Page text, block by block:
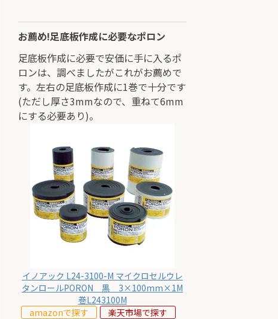
お薦め!足底板作成に必要なポロン
足底板作成に必要で安価に手に入るポ
ロンは、調べましたがこれがお薦めで
す。左右の足底板作成に1巻で十分です
(ただし厚さ3mmなので、重ねて6mm
にする必要あり)。
イノアック L24-3100-M マイクロセルウレ
タンロールPORON 黒 3×100mm×1M
巻L243100M
amazonで探す
楽天市場で探す